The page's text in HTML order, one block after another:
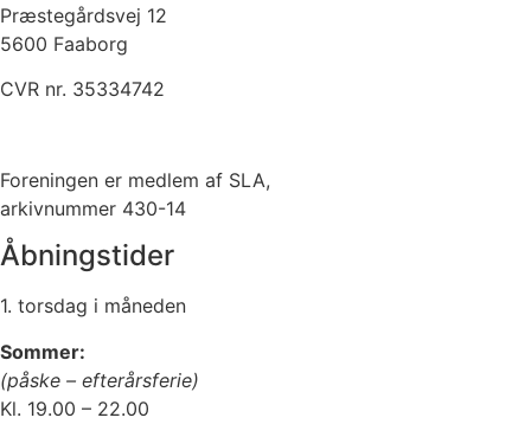
Præstegårdsvej 12
5600 Faaborg
CVR nr. 35334742
Foreningen er medlem af SLA,
arkivnummer 430-14
Åbningstider
1. torsdag i måneden
Sommer:
(påske – efterårsferie)
Kl. 19.00 – 22.00